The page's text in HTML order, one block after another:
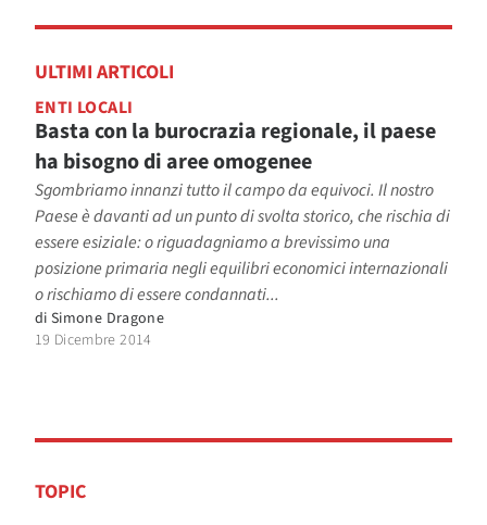
ULTIMI ARTICOLI
ENTI LOCALI
Basta con la burocrazia regionale, il paese
ha bisogno di aree omogenee
Sgombriamo innanzi tutto il campo da equivoci. Il nostro
Paese è davanti ad un punto di svolta storico, che rischia di
essere esiziale: o riguadagniamo a brevissimo una
posizione primaria negli equilibri economici internazionali
o rischiamo di essere condannati...
di Simone Dragone
19 Dicembre 2014
TOPIC